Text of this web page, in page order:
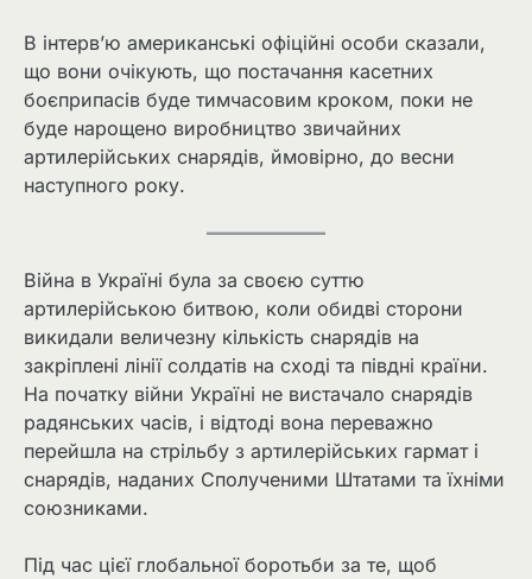
В інтерв’ю американські офіційні особи сказали,
що вони очікують, що постачання касетних
боєприпасів буде тимчасовим кроком, поки не
буде нарощено виробництво звичайних
артилерійських снарядів, ймовірно, до весни
наступного року.
Війна в Україні була за своєю суттю
артилерійською битвою, коли обидві сторони
викидали величезну кількість снарядів на
закріплені лінії солдатів на сході та півдні країни.
На початку війни Україні не вистачало снарядів
радянських часів, і відтоді вона переважно
перейшла на стрільбу з артилерійських гармат і
снарядів, наданих Сполученими Штатами та їхніми
союзниками.
Під час цієї глобальної боротьби за те, щоб